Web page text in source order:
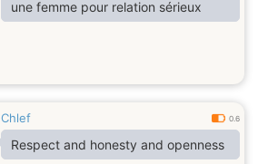
une femme pour relation sérieux
Chlef 0.6
Respect and honesty and openness